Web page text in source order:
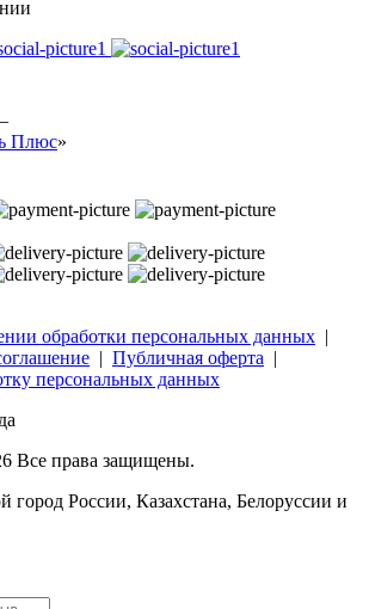
Плюс»
обработки персональных данных |
| Публичная оферта |
персональных данных
Все права защищены.
город России, Казахстана, Белоруссии и